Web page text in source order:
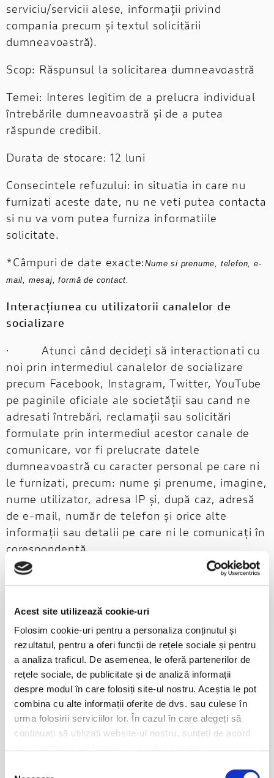
Acest site utilizează cookie-uri
Folosim cookie-uri pentru a personaliza conținutul și
rezultatul, pentru a oferi funcții de rețele sociale și pentru
a analiza traficul. De asemenea, le oferă partenerilor de
rețele sociale, de publicitate și de analiză informații
despre modul în care folosiți site-ul nostru. Aceștia le pot
combina cu alte informații oferite de dvs. sau culese în
urma folosirii serviciilor lor. În cazul în care alegeți să
continuați să utilizați website-ul nostru, sunteți de acord
serviciu/servicii alese, informații privind
compania precum și textul solicitării
dumneavoastră).
Scop: Răspunsul la solicitarea dumneavoastră
Temei: Interes legitim de a prelucra individual
întrebările dumneavoastră și de a putea
răspunde credibil.
Durata de stocare: 12 luni
Consecintele refuzului: in situatia in care nu
furnizati aceste date, nu ne veti putea contacta
si nu va vom putea furniza informatiile
solicitate.
*Câmpuri de date exacte:Nume si prenume, telefon, e-
mail, mesaj, formă de contact.
Interacțiunea cu utilizatorii canalelor de
socializare
· Atunci când decideți să interactionati cu
noi prin intermediul canalelor de socializare
precum Facebook, Instagram, Twitter, YouTube
pe paginile oficiale ale societății sau cand ne
adresati întrebări, reclamații sau solicitări
formulate prin intermediul acestor canale de
comunicare, vor fi prelucrate datele
dumneavoastră cu caracter personal pe care ni
le furnizati, precum: nume și prenume, imagine,
nume utilizator, adresa IP și, după caz, adresă
de e-mail, număr de telefon și orice alte
informații sau detalii pe care ni le comunicați în
corespondență.
· Scop: Transmiterea de răspunsuri la
intermediul canalelor de socializare.
· Temei: Interes legitim, care ne permite
să interactionam cu persoanele interesate de
informatiile publicate pe paginile societatii prin
intermediul canalelor de socializare precum
Facebook, Instagram, Twitter si sa oferim
răspunsuri la întrebările, reclamațiile sau
solicitările utilizatorilor care ni se adreseaza.